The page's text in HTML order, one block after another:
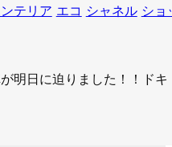
テリア エコ シャネル ショ
明日に迫りました！！ド